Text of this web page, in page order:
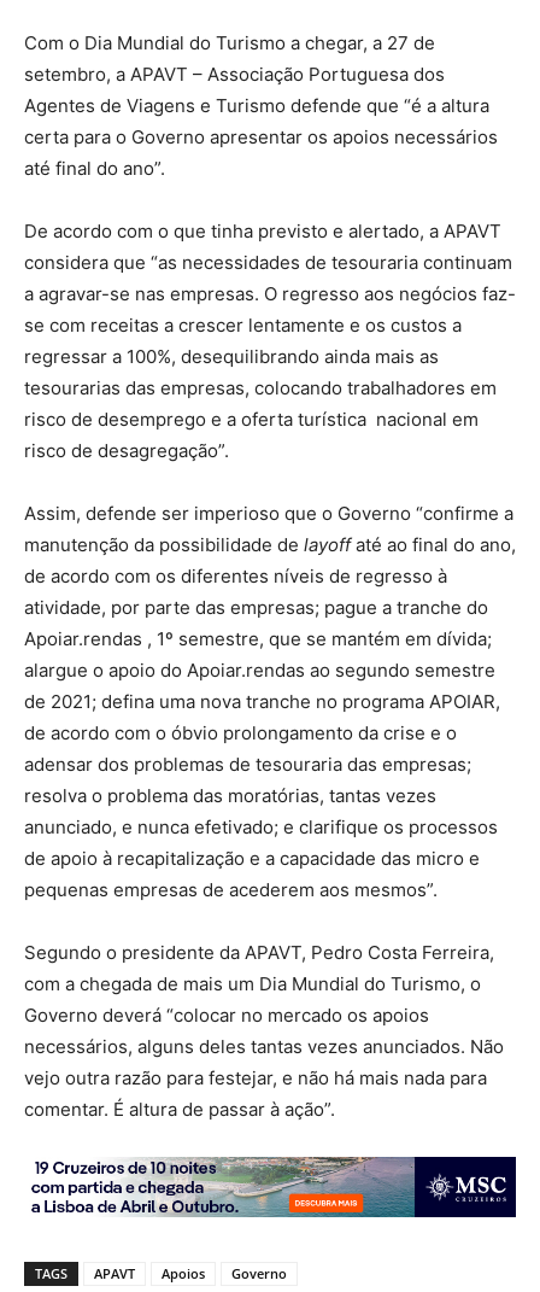
Com o Dia Mundial do Turismo a chegar, a 27 de
setembro, a APAVT – Associação Portuguesa dos
Agentes de Viagens e Turismo defende que “é a altura
certa para o Governo apresentar os apoios necessários
até final do ano”.
De acordo com o que tinha previsto e alertado, a APAVT
considera que “as necessidades de tesouraria continuam
a agravar-se nas empresas. O regresso aos negócios faz-
se com receitas a crescer lentamente e os custos a
regressar a 100%, desequilibrando ainda mais as
tesourarias das empresas, colocando trabalhadores em
risco de desemprego e a oferta turística nacional em
risco de desagregação”.
Assim, defende ser imperioso que o Governo “confirme a
manutenção da possibilidade de layoffaté ao final do ano,
de acordo com os diferentes níveis de regresso à
atividade, por parte das empresas; pague a tranche do
Apoiar.rendas , 1º semestre, que se mantém em dívida;
alargue o apoio do Apoiar.rendas ao segundo semestre
de 2021; defina uma nova tranche no programa APOIAR,
de acordo com o óbvio prolongamento da crise e o
adensar dos problemas de tesouraria das empresas;
resolva o problema das moratórias, tantas vezes
anunciado, e nunca efetivado; e clarifique os processos
de apoio à recapitalização e a capacidade das micro e
pequenas empresas de acederem aos mesmos”.
Segundo o presidente da APAVT, Pedro Costa Ferreira,
com a chegada de mais um Dia Mundial do Turismo, o
Governo deverá “colocar no mercado os apoios
necessários, alguns deles tantas vezes anunciados. Não
vejo outra razão para festejar, e não há mais nada para
comentar. É altura de passar à ação”.
TAGS APAVT Apoios Governo